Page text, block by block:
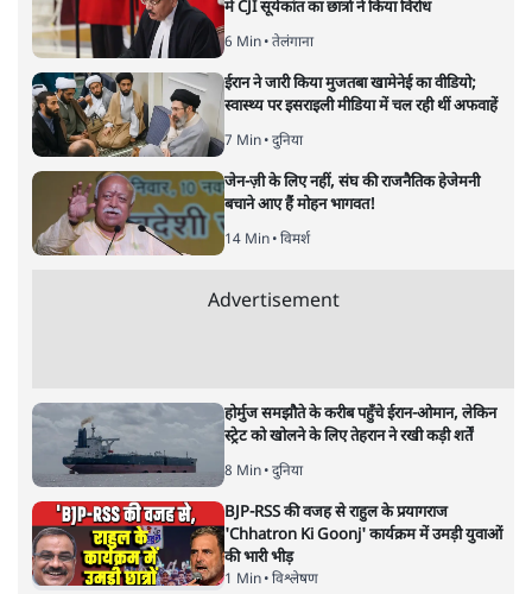
भारत–यूरोप संवाद: दूरदर्शी रणनीति या
हालात से उपजा मोड़?
विश्लेषण| सतीश झा| 29 JAN, 2026
भारत ईयू मुक्त व्यापार समझौताः ईयू अध्यक्ष उर्सुला वॉन डेर लेयेन और
सतीश झा
भारत-यूरोपीय संघ मुक्त व्यापार समझौताः क्या यूरोप की ओर भारत
का झुकाव एक लंबा रणनीतिक नज़रिया है या वैश्विक दबावों और
अमेरिकी अनिश्चितता की वजह से उठाया गया एक कदम है? वरिष्ठ